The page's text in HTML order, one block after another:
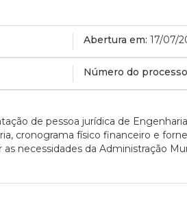
Abertura em: 17/07/
Número do
de pessoa jurídica de
cronograma físico financeiro e
necessidades da Administração